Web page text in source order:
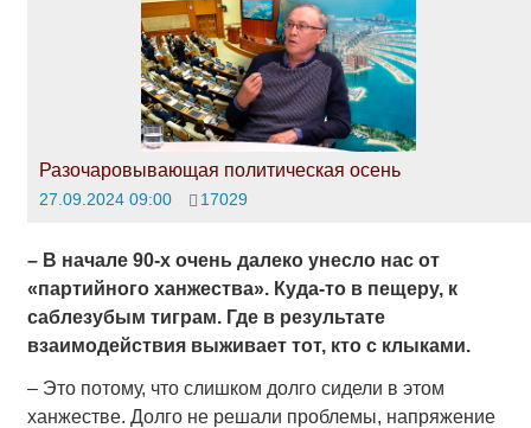
Разочаровывающая политическая осень
27.09.2024 09:00 17029
– В начале 90-х очень далеко унесло нас от
«партийного ханжества». Куда-то в пещеру, к
саблезубым тиграм. Где в результате
взаимодействия выживает тот, кто с клыками.
– Это потому, что слишком долго сидели в этом
ханжестве. Долго не решали проблемы, напряжение